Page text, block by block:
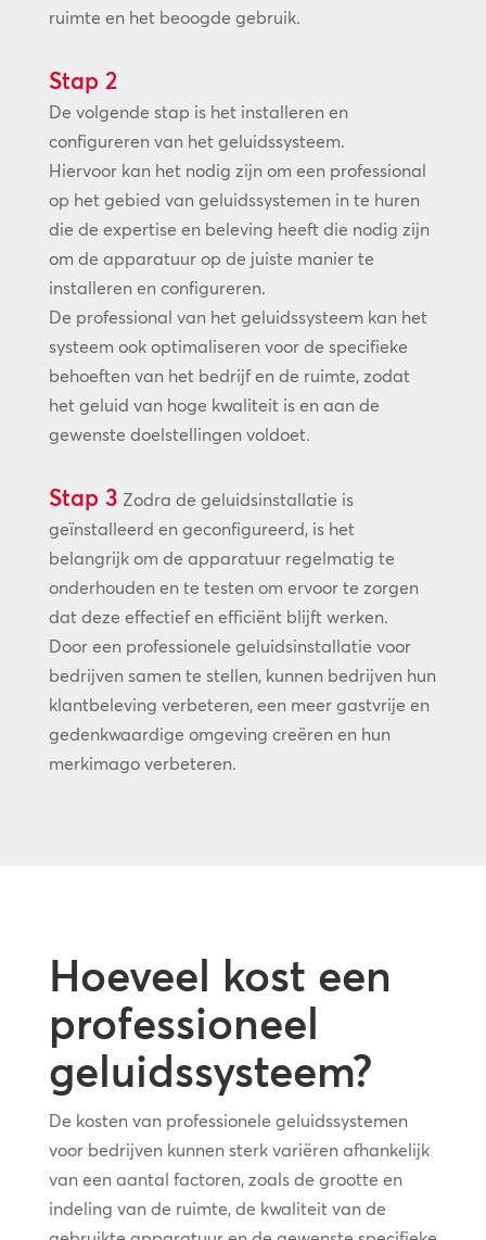
ruimte en het beoogde gebruik.
Stap 2
De volgende stap is het installeren en
configureren van het geluidssysteem.
Hiervoor kan het nodig zijn om een professional
op het gebied van geluidssystemen in te huren
die de expertise en beleving heeft die nodig zijn
om de apparatuur op de juiste manier te
installeren en configureren.
De professional van het geluidssysteem kan het
systeem ook optimaliseren voor de specifieke
behoeften van het bedrijf en de ruimte, zodat
het geluid van hoge kwaliteit is en aan de
gewenste doelstellingen voldoet.
Stap 3 Zodra de geluidsinstallatie is
geïnstalleerd en geconfigureerd, is het
belangrijk om de apparatuur regelmatig te
onderhouden en te testen om ervoor te zorgen
dat deze effectief en efficiënt blijft werken.
Door een professionele geluidsinstallatie voor
bedrijven samen te stellen, kunnen bedrijven hun
klantbeleving verbeteren, een meer gastvrije en
gedenkwaardige omgeving creëren en hun
merkimago verbeteren.
Hoeveel kost een
professioneel
geluidssysteem?
De kosten van professionele geluidssystemen
voor bedrijven kunnen sterk variëren afhankelijk
van een aantal factoren, zoals de grootte en
indeling van de ruimte, de kwaliteit van de